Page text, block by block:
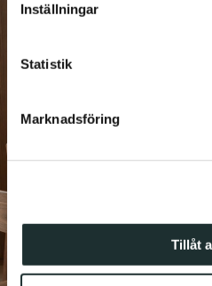
Ta reda på mer om hur dina
Du kan ändra eller dra tillbaka
Vi använder
vidarebefordrar även sådana
information som du har
Inställningar
Statistik
Marknadsföring
Tillåt